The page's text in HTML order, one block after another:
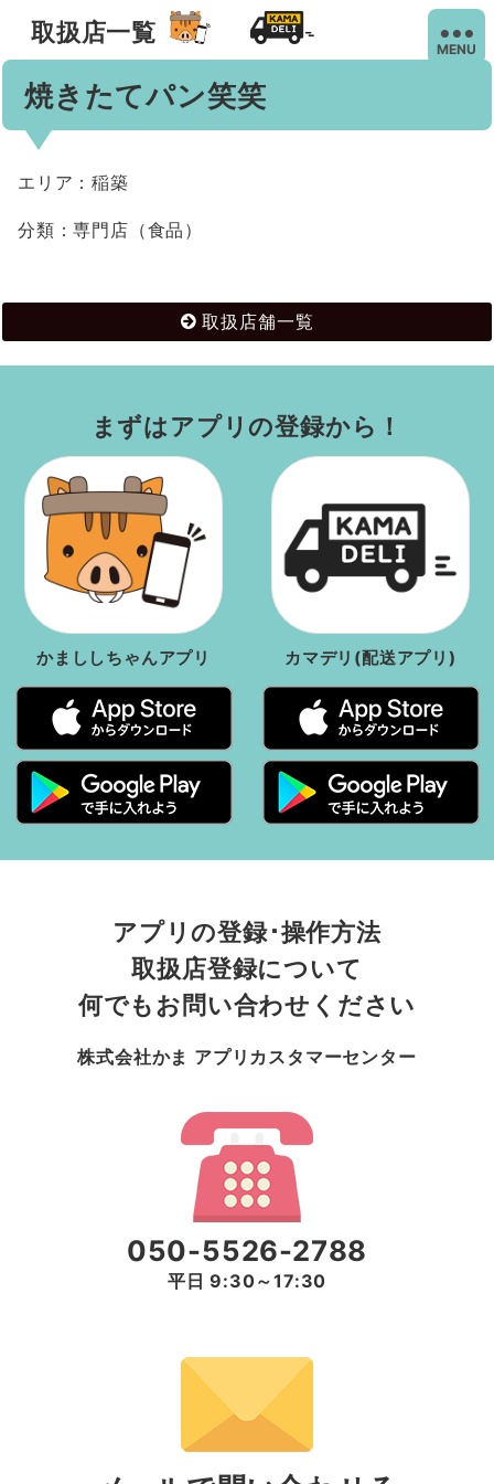
取扱店一覧
MENU
焼きたてパン笑笑
エリア：稲築
分類：専門店（食品）
取扱店舗一覧
まずはアプリの登録から！
かまししちゃんアプリ カマデリ(配送アプリ)
アプリの登録･操作方法
取扱店登録について
何でもお問い合わせください
株式会社かま アプリカスタマーセンター
050-5526-2788
平日 9:30～17:30